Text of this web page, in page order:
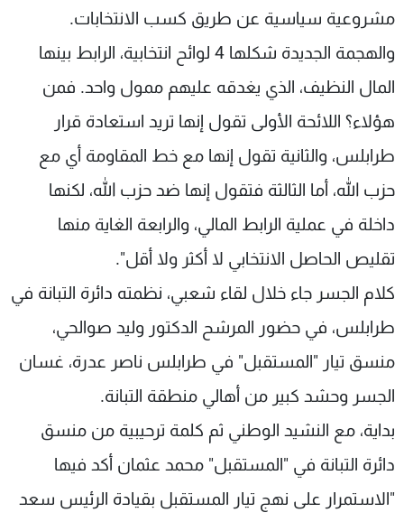
مشروعية سياسية عن طريق كسب الانتخابات.
والهجمة الجديدة شكلها 4 لوائح انتخابية، الرابط بينها
المال النظيف، الذي يغدقه عليهم ممول واحد. فمن
هؤلاء؟ اللائحة الأولى تقول إنها تريد استعادة قرار
طرابلس، والثانية تقول إنها مع خط المقاومة أي مع
حزب الله، أما الثالثة فتقول إنها ضد حزب الله، لكنها
داخلة في عملية الرابط المالي، والرابعة الغاية منها
تقليص الحاصل الانتخابي لا أكثر ولا أقل".
كلام الجسر جاء خلال لقاء شعبي، نظمته دائرة التبانة في
طرابلس، في حضور المرشح الدكتور وليد صوالحي،
منسق تيار "المستقبل" في طرابلس ناصر عدرة، غسان
الجسر وحشد كبير من أهالي منطقة التبانة.
بداية، مع النشيد الوطني ثم كلمة ترحيبية من منسق
دائرة التبانة في "المستقبل" محمد عثمان أكد فيها
"الاستمرار على نهج تيار المستقبل بقيادة الرئيس سعد
عن MTV
لاعلاناتكم
وظائف
شروط الإسـتخدام
سياسة الخصوصية